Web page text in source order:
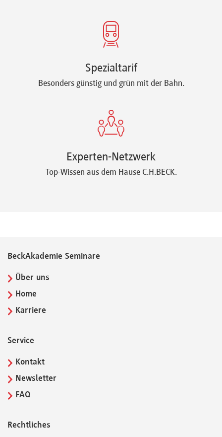
Spezialtarif
Besonders günstig und grün mit der Bahn.
Experten-Netzwerk
Top-Wissen aus dem Hause C.H.BECK.
BeckAkademie Seminare
Über uns
Home
Karriere
Service
Kontakt
Newsletter
FAQ
Rechtliches